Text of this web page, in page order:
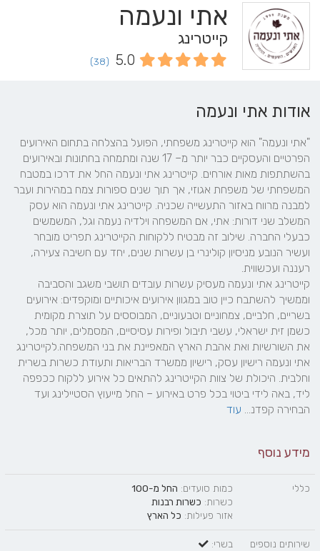
אתי ונעמה
קייטרינג
5.0
(38)
אודות אתי ונעמה
הבחירה קפדנ... עוד
מידע נוסף
כללי כמות סועדים: החל מ-100
כשרות: כשרות רבנות
אזור פעילות: כל הארץ
שירותים נוספים
בשרי: